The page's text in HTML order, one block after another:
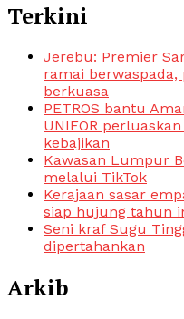
Terkini
Jerebu: Premier
ramai
berkuasa
PETROS bantu
UNIFOR
kebajikan
Kawasan Lumpur
melalui TikTok
Kerajaan sasar
siap hujung tahun
Seni kraf Sugu
dipertahankan
Arkib